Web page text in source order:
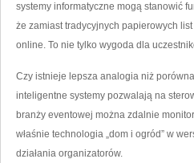
systemy informatyczne mogą stanowić
że zamiast tradycyjnych papierowych
online. To nie tylko wygoda dla
Czy istnieje lepsza analogia niż
inteligentne systemy pozwalają na
branży eventowej można zdalnie
właśnie technologia „dom i ogród” w
działania organizatorów.